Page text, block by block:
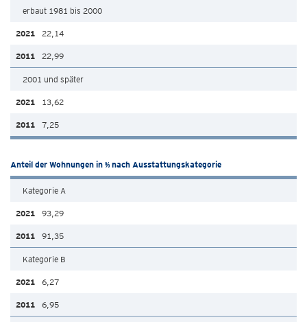
erbaut 1981 bis 2000
22,14
22,99
2001 und später
13,62
7,25
Anteil der Wohnungen in % nach Ausstattungskategorie
Kategorie A
93,29
91,35
Kategorie B
6,27
6,95